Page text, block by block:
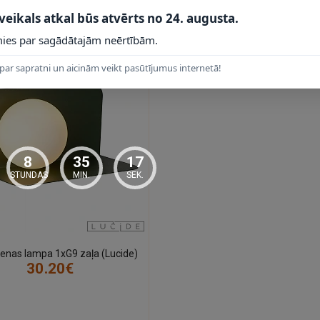
Lucide montāžas instrukciju un elektrodrošības prasības. Darba
vai akcenta sienai, kur nepieciešama gaisma, neaizņemot grīdas vai
darbību, izvēlieties saderīgu LED spuldzi atbilstoši
lampa 1xG9 zaļa (Lucide)
30.20€
atkal būs atvērts no 24. augusta.
par sagādātajām neērtībām.
sapratni un aicinām veikt pasūtījumus internetā!
8
STUNDAS
35
MIN.
16
SEK.